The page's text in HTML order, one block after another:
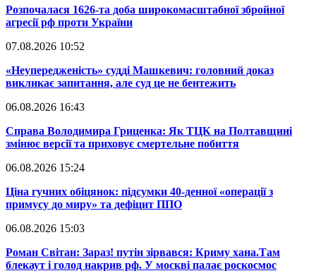
​Розпочалася 1626-та доба широкомасштабної збройної
агресії рф проти України
07.08.2026 10:52
​«Неупередженість» судді Машкевич: головний доказ
викликає запитання, але суд це не бентежить
06.08.2026 16:43
​Справа Володимира Гриценка: Як ТЦК на Полтавщині
змінює версії та приховує смертельне побиття
06.08.2026 15:24
​Ціна гучних обіцянок: підсумки 40-денної «операції з
примусу до миру» та дефіцит ППО
06.08.2026 15:03
​Роман Світан: Зараз! путін зірвався: Криму хана.Там
блекаут і голод накрив рф. У москві палає роскосмос